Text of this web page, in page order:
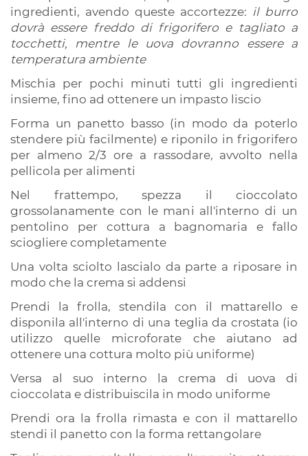
ingredienti, avendo queste accortezze: il burro
dovrà essere freddo di frigorifero e tagliato a
tocchetti, mentre le uova dovranno essere a
temperatura ambiente
Mischia per pochi minuti tutti gli ingredienti
insieme, fino ad ottenere un impasto liscio
Forma un panetto basso (in modo da poterlo
stendere più facilmente) e riponilo in frigorifero
per almeno 2/3 ore a rassodare, avvolto nella
pellicola per alimenti
Nel frattempo, spezza il cioccolato
grossolanamente con le mani all'interno di un
pentolino per cottura a bagnomaria e fallo
sciogliere completamente
Una volta sciolto lascialo da parte a riposare in
modo che la crema si addensi
Prendi la frolla, stendila con il mattarello e
disponila all'interno di una teglia da crostata (io
utilizzo quelle microforate che aiutano ad
ottenere una cottura molto più uniforme)
Versa al suo interno la crema di uova di
cioccolata e distribuiscila in modo uniforme
Prendi ora la frolla rimasta e con il mattarello
stendi il panetto con la forma rettangolare